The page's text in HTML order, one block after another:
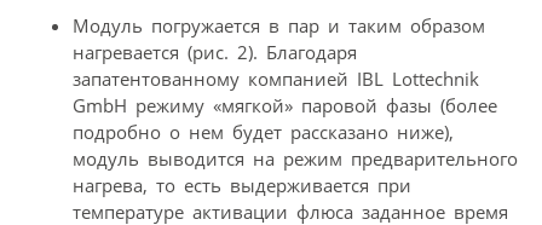
Модуль погружается в пар и таким образом
нагревается (рис. 2). Благодаря
запатентованному компанией IBL Lottechnik
GmbH режиму «мягкой» паровой фазы (более
подробно о нем будет рассказано ниже),
модуль выводится на режим предварительного
нагрева, то есть выдерживается при
температуре активации флюса заданное время